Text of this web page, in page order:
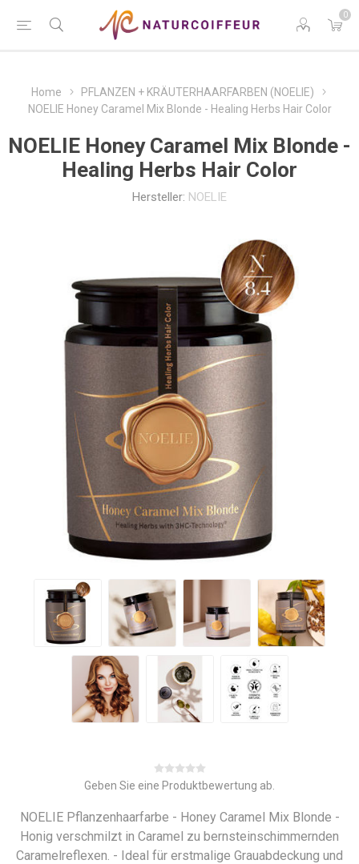
0
Home
PFLANZEN + KRÄUTERHAARFARBEN (NOELIE)
NOELIE Honey Caramel Mix Blonde - Healing Herbs Hair Color
NOELIE Honey Caramel Mix Blonde -
Healing Herbs Hair Color
Hersteller: NOELIE
Geben Sie eine Produktbewertung ab.
NOELIE Pflanzenhaarfarbe - Honey Caramel Mix Blonde -
Honig verschmilzt in Caramel zu bernsteinschimmernden
Caramelreflexen. - Ideal für erstmalige Grauabdeckung und